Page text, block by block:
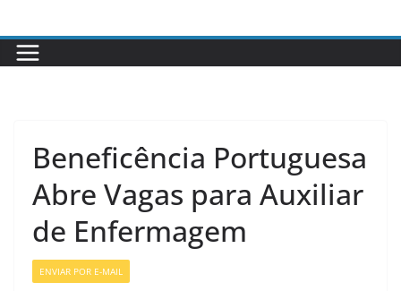
para
o
Beneficência Portuguesa
Abre Vagas para Auxiliar
de Enfermagem
ENVIAR POR E-MAIL